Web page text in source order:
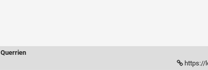
Querrien
https://